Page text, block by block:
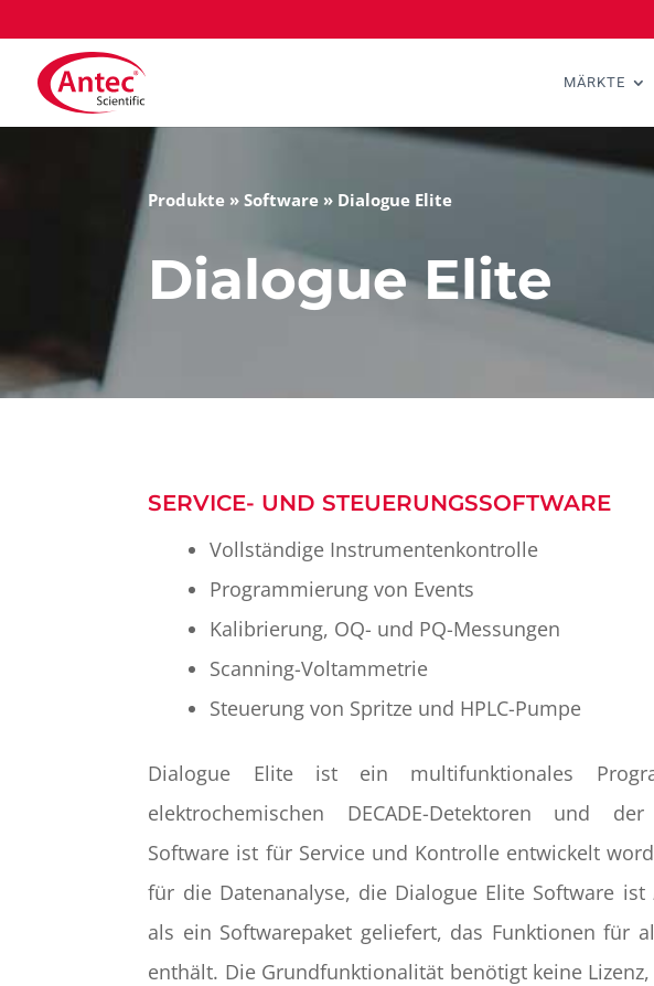
MÄRKTE
Produkte »Software » Dialogue Elite
Dialogue Elite
SERVICE- UND STEUERUNGSSOFTWARE
Vollständige Instrumentenkontrolle
Programmierung von Events
Kalibrierung, OQ- und PQ-Messungen
Scanning-Voltammetrie
Steuerung von Spritze und HPLC-Pumpe
Dialogue Elite ist ein multifunktionales
elektrochemischen DECADE-Detektoren und
Software ist für Service und Kontrolle entwickelt
für die Datenanalyse, die Dialogue Elite Software ist
als ein Softwarepaket geliefert, das Funktionen für
enthält. Die Grundfunktionalität benötigt keine